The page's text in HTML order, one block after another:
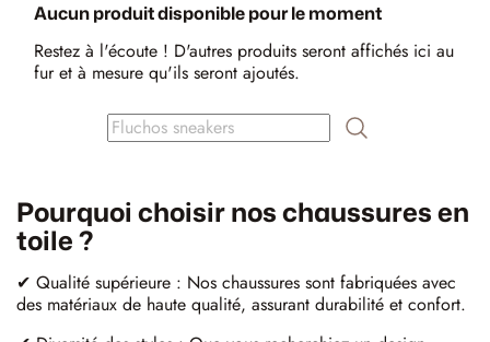
sont faciles à enfiler et ajoutent une touche bohème à votre
tenue.
Aucun produit disponible pour le moment
Restez à l'écoute ! D'autres produits seront affichés ici au
fur et à mesure qu'ils seront ajoutés.
Pourquoi choisir nos chaussures en
toile ?
✔ Qualité supérieure : Nos chaussures sont fabriquées avec
des matériaux de haute qualité, assurant durabilité et confort.​